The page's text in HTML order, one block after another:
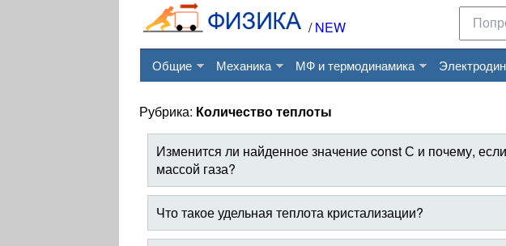
/NEW
Общие Механика МФ и термодинамика
Рубрика: Количество теплоты
Изменится ли найденное значение const С и почему,
массой газа?
Что такое удельная теплота кристализации?